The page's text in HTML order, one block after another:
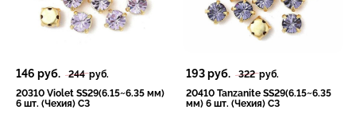
146 руб. 244руб.
20310 Violet SS29(6.15~6.35 мм)
6 шт. (Чехия) СЗ
193руб. 322руб.
20410 Tanzanite SS29(6.15~6.35
мм) 6 шт. (Чехия) СЗ